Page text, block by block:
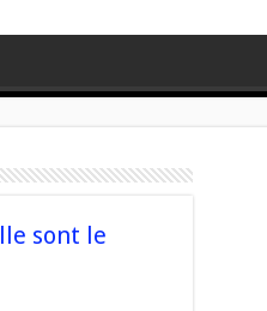
sont le